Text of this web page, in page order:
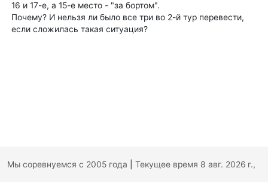
16 и 17-е, а 15-е место - "за бортом".
Почему? И нельзя ли было все три во 2-й тур перевести,
если сложилась такая ситуация?
Мы соревнуемся с 2005 года Текущее время 8 авг. 2026 г.,